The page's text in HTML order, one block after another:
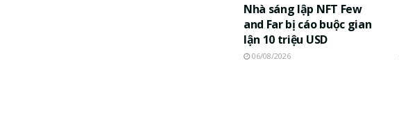
Nhà sáng lập NFT Few
and Far bị cáo buộc gian
lận 10 triệu USD
06/08/2026